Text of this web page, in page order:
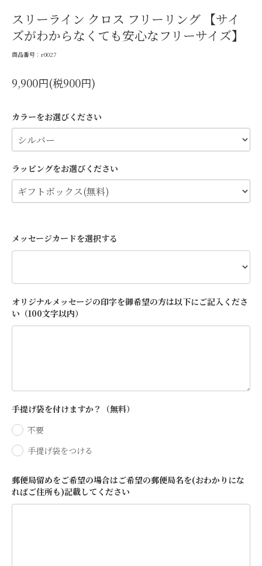
スリーライン クロス フリーリング 【サイ
ズがわからなくても安心なフリーサイズ】
商品番号：r0027
9,900円(税900円)
カラーをお選びください
ラッピングをお選びください
メッセージカードを選択する
オリジナルメッセージの印字を御希望の方は以下にご記入くださ
い（100文字以内）
手提げ袋を付けますか？（無料）
不要
手提げ袋をつける
郵便局留めをご希望の場合はご希望の郵便局名を(おわかりにな
ればご住所も)記載してください